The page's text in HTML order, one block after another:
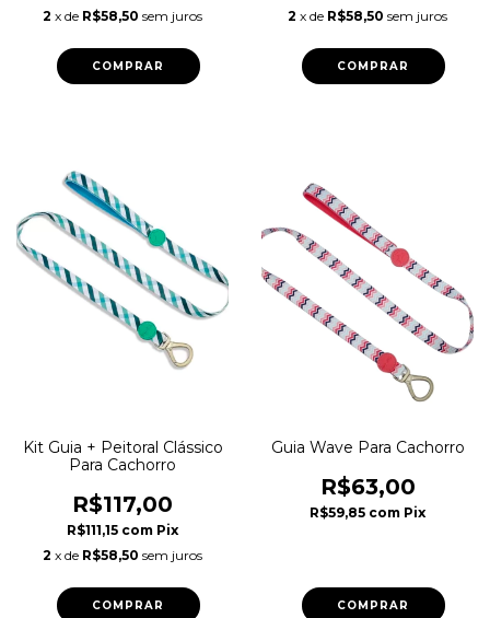
2 x de R$58,50 sem juros
COMPRAR
2 x de R$58,50 sem juros
COMPRAR
Kit Guia + Peitoral Clássico
Para Cachorro
R$117,00
R$111,15 com Pix
2 x de R$58,50 sem juros
COMPRAR
Guia Wave Para Cachorro
R$63,00
R$59,85 com Pix
COMPRAR